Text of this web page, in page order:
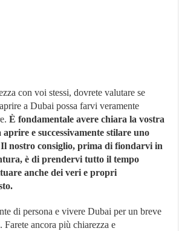
con voi stessi, dovrete valutare se
a Dubai possa farvi veramente
È fondamentale avere chiara la vostra
aprire e successivamente stilare uno
nostro consiglio, prima di fiondarvi in
è di prendervi tutto il tempo
anche dei veri e propri
di persona e vivere Dubai per un breve
Farete ancora più chiarezza e